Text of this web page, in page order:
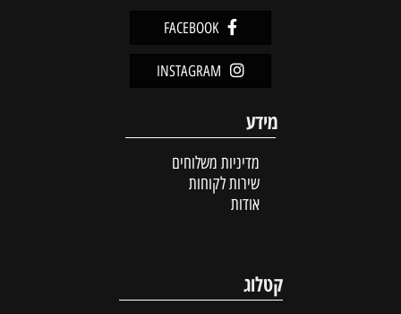
FACEBOOK
INSTAGRAM
מידע
מדיניות משלוחים
שירות לקוחות
אודות
קטלוג